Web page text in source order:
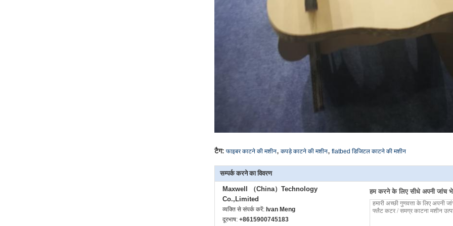
टैग: फाइबर काटने की मशीन, कपड़े काटने की मशीन, flatbed डिजिटल काटने की मशीन
सम्पर्क करने का विवरण
Maxwell （China）Technology
Co.,Limited
व्यक्ति से संपर्क करें: Ivan Meng
दूरभाष: +8615900745183
हम करने के लिए सीधे अपनी जांच